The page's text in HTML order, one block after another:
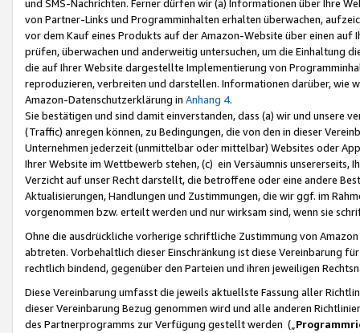
und SMS-Nachrichten. Ferner dürfen wir (a) Informationen über Ihre
von Partner-Links und Programminhalten erhalten überwachen,
vor dem Kauf eines Produkts auf der Amazon-Website über einen
prüfen, überwachen und anderweitig untersuchen, um die Einhaltung
die auf Ihrer Website dargestellte Implementierung von
reproduzieren, verbreiten und darstellen. Informationen darüber, wie
Amazon-Datenschutzerklärung in Anhang 4.
Sie bestätigen und sind damit einverstanden, dass (a) wir und
(Traffic) anregen können, zu Bedingungen, die von den in dieser
Unternehmen jederzeit (unmittelbar oder mittelbar) Websites oder
Ihrer Website im Wettbewerb stehen, (c) ein Versäumnis unsererseits,
Verzicht auf unser Recht darstellt, die betroffene oder eine andere
Aktualisierungen, Handlungen und Zustimmungen, die wir ggf. im
vorgenommen bzw. erteilt werden und nur wirksam sind, wenn sie
Ohne die ausdrückliche vorherige schriftliche Zustimmung von
abtreten. Vorbehaltlich dieser Einschränkung ist diese Vereinbarung
rechtlich bindend, gegenüber den Parteien und ihren jeweiligen
Diese Vereinbarung umfasst die jeweils aktuellste Fassung aller
dieser Vereinbarung Bezug genommen wird und alle anderen
des Partnerprogramms zur Verfügung gestellt werden („